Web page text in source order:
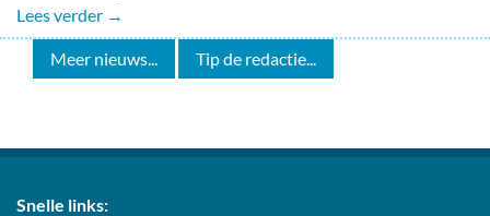
Lees verder →
Meer nieuws... Tip de redactie...
Snelle links: